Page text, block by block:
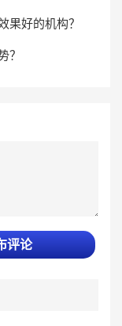
果好的机构？
？
评论